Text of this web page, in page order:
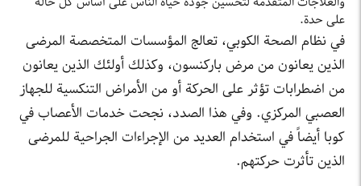
على حدة.
في نظام الصحة الكوبي، تعالج المؤسسات المتخصصة المرضى
الذين يعانون من مرض باركنسون، وكذلك أولئك الذين يعانون
من اضطرابات تؤثر على الحركة أو من الأمراض التنكسية للجهاز
العصبي المركزي. وفي هذا الصدد، نجحت خدمات الأعصاب في
كوبا أيضاً في استخدام العديد من الإجراءات الجراحية للمرضى
الذين تأثرت حركتهم.